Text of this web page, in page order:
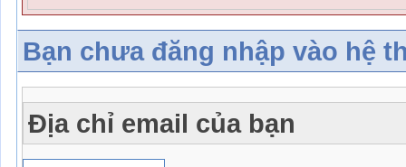
Bạn chưa đăng nhập vào hệ
Địa chỉ email của bạn